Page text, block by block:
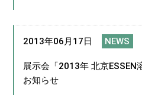
2013年06月17日 NEWS
展示会「2013年 北京ESSEN
お知らせ